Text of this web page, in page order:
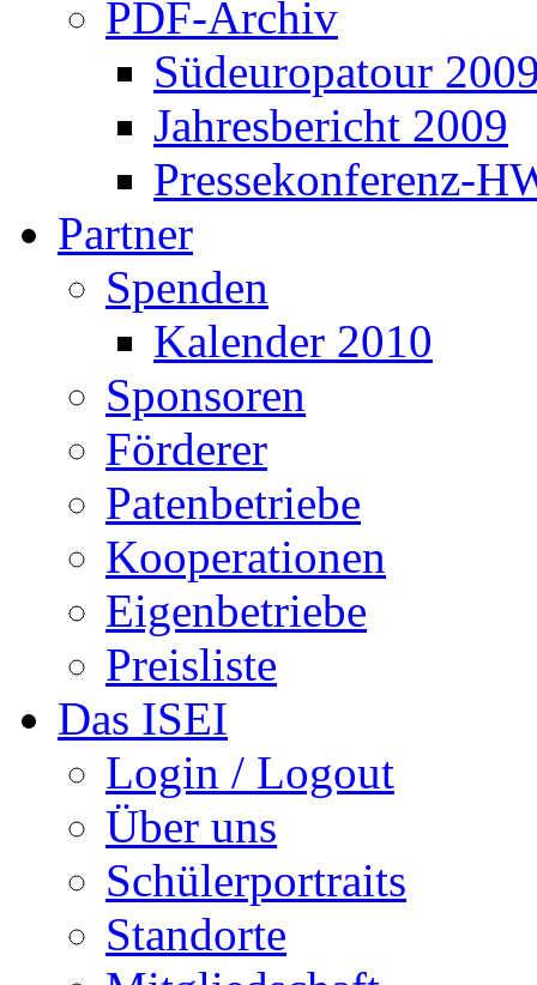
PDF-Archiv
Südeuropatour
Jahresbericht 2009
Pressekonferenz-
Partner
Spenden
Kalender 2010
Sponsoren
Förderer
Patenbetriebe
Kooperationen
Eigenbetriebe
Preisliste
Das ISEI
Login / Logout
Über uns
Schülerportraits
Standorte